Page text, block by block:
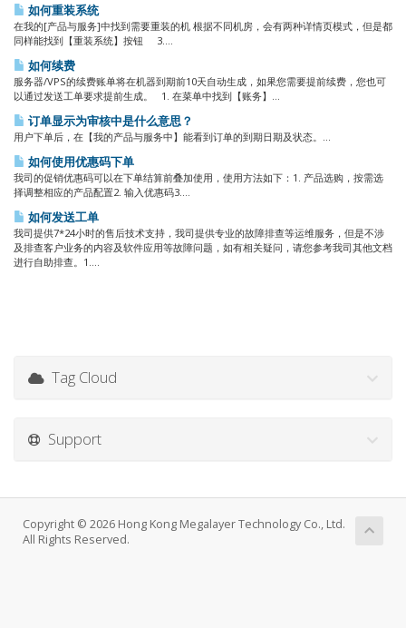
如何重装系统
在我的[产品与服务]中找到需要重装的机 根据不同机房，会有两种详情页模式，但是都
同样能找到【重装系统】按钮 3....
如何续费
服务器/VPS的续费账单将在机器到期前10天自动生成，如果您需要提前续费，您也可
以通过发送工单要求提前生成。 1. 在菜单中找到【账务】...
订单显示为审核中是什么意思？
用户下单后，在【我的产品与服务中】能看到订单的到期日期及状态。...
如何使用优惠码下单
我司的促销优惠码可以在下单结算前叠加使用，使用方法如下：1. 产品选购，按需选
择调整相应的产品配置2. 输入优惠码3....
如何发送工单
我司提供7*24小时的售后技术支持，我司提供专业的故障排查等运维服务，但是不涉
及排查客户业务的内容及软件应用等故障问题，如有相关疑问，请您参考我司其他文档
进行自助排查。1....
Tag Cloud
Support
Copyright © 2026 Hong Kong Megalayer Technology Co., Ltd.
All Rights Reserved.